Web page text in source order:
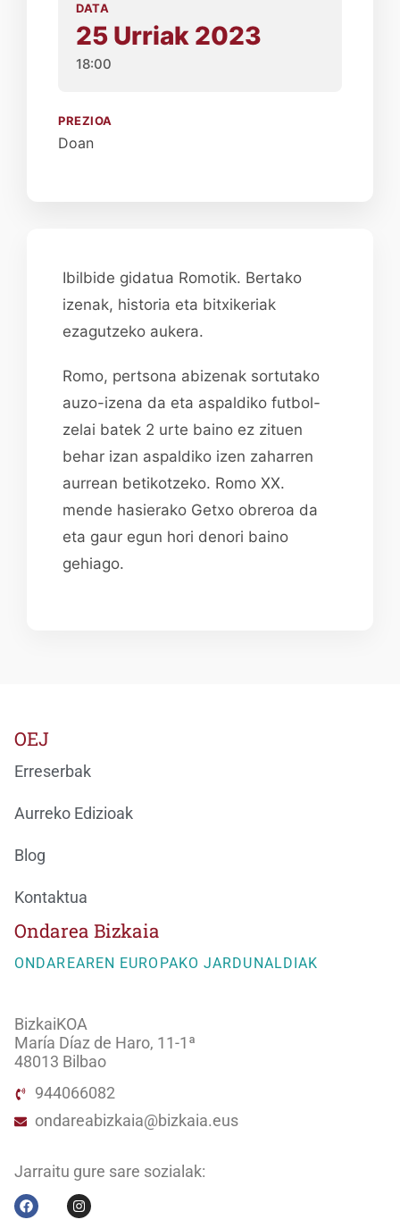
Ibilbide gidatua Romotik. Bertako
izenak, historia eta bitxikeriak
ezagutzeko aukera.
Romo, pertsona abizenak sortutako
auzo-izena da eta aspaldiko futbol-
zelai batek 2 urte baino ez zituen
behar izan aspaldiko izen zaharren
aurrean betikotzeko. Romo XX.
mende hasierako Getxo obreroa da
eta gaur egun hori denori baino
gehiago.
DATA
25 Urriak 2023
18:00
PREZIOA
Doan
Ondarea Bizkaia
ONDAREAREN EUROPAKO JARDUNALDIAK
BizkaiKOA
María Díaz de Haro, 11-1ª
48013 Bilbao
944066082
ondareabizkaia@bizkaia.eus
Jarraitu gure sare sozialak:
OEJ
Erreserbak
Aurreko Edizioak
Blog
Kontaktua